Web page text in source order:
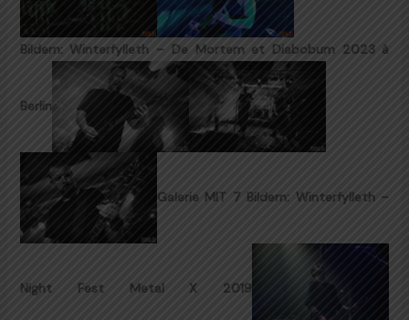
Bildern: Winterfylleth – De Mortem et Diabobum 2023 à
Berlin
Galerie MIT 7 Bildern: Winterfylleth –
Night Fest Metal X 2019